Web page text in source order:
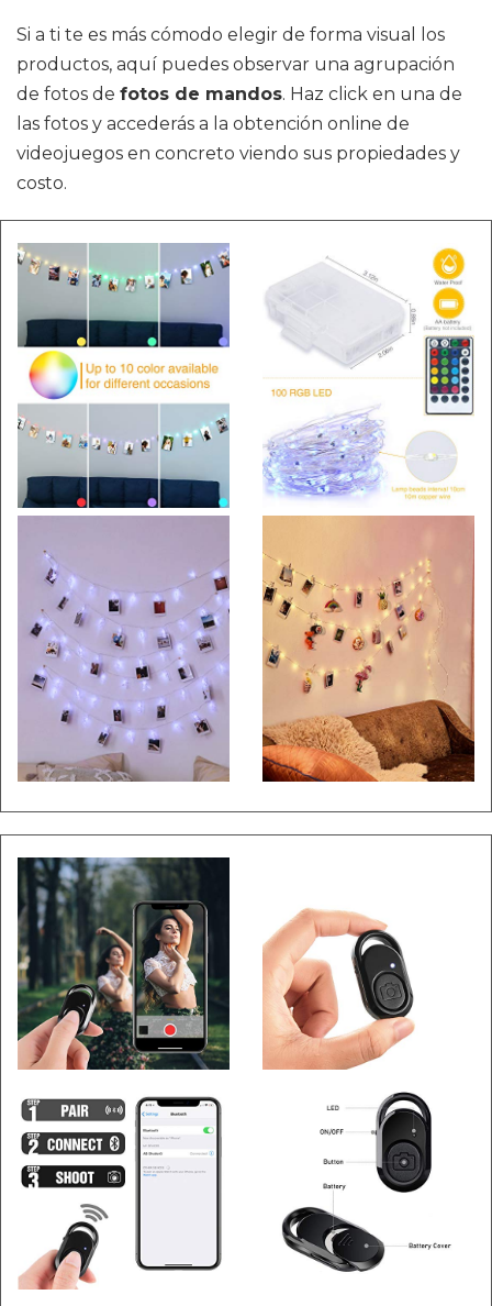
Si a ti te es más cómodo elegir de forma visual los
productos, aquí puedes observar una agrupación
de fotos de fotos de mandos. Haz click en una de
las fotos y accederás a la obtención online de
videojuegos en concreto viendo sus propiedades y
costo.